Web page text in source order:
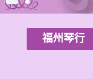
福州琴行